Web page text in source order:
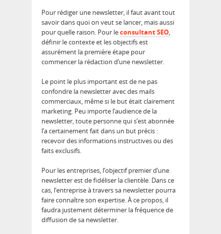
Pour rédiger une newsletter, il faut avant tout
savoir dans quoi on veut se lancer, mais aussi
pour quelle raison. Pour leconsultant SEO,
définir le contexte et les objectifs est
assurément la première étape pour
commencer la rédaction d’une newsletter.
Le point le plus important est de ne pas
confondre la newsletter avec des mails
commerciaux, même si le but était clairement
marketing. Peu importe l’audience de la
newsletter, toute personne qui s’est abonnée
l’a certainement fait dans un but précis :
recevoir des informations instructives ou des
faits exclusifs.
Pour les entreprises, l’objectif premier d’une
newsletter est de fidéliser la clientèle. Dans ce
cas, l’entreprise à travers sa newsletter pourra
faire connaître son expertise. À ce propos, il
faudra justement déterminer la fréquence de
diffusion de sa newsletter.